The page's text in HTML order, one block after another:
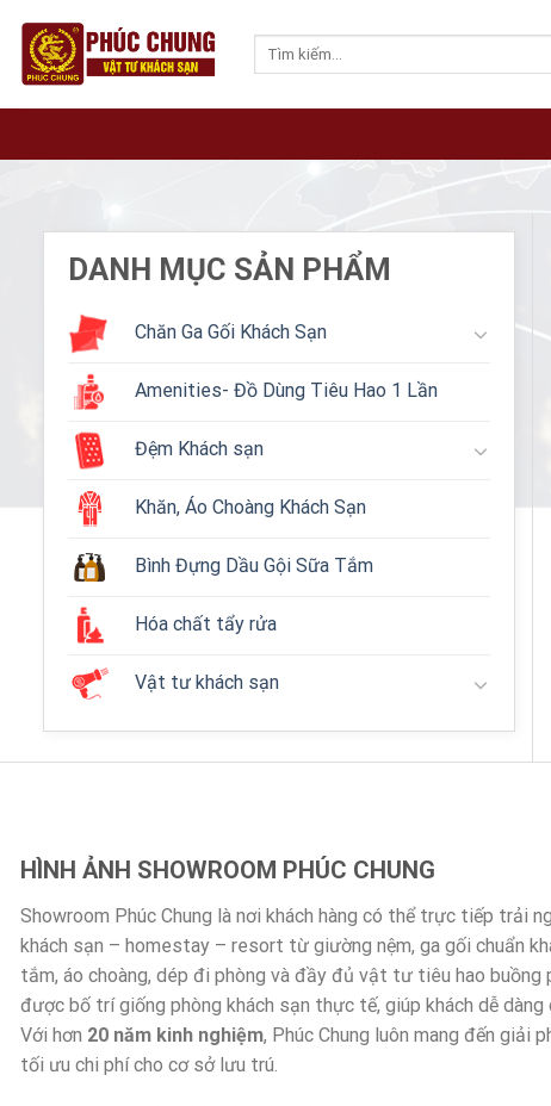
content
Tìm
DANH MỤC SẢN PHẨM
Chăn Ga Gối Khách Sạn
Amenities- Đồ Dùng Tiêu Hao 1 Lần
Đệm Khách sạn
Khăn, Áo Choàng Khách Sạn
Bình Đựng Dầu Gội Sữa Tắm
Hóa chất tẩy rửa
Vật tư khách sạn
HÌNH ẢNH SHOWROOM PHÚC CHUNG
Showroom Phúc Chung là nơi khách hàng có thể trực tiếp trải
khách sạn – homestay – resort từ giường nệm, ga gối chuẩn
tắm, áo choàng, dép đi phòng và đầy đủ vật tư tiêu hao buồng
được bố trí giống phòng khách sạn thực tế, giúp khách dễ dàng
Với hơn 20 năm kinh nghiệm, Phúc Chung luôn mang đến giải
tối ưu chi phí cho cơ sở lưu trú.